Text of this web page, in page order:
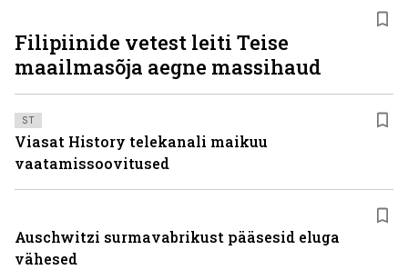
Filipiinide vetest leiti Teise
maailmasõja aegne massihaud
ST
Viasat History telekanali maikuu
vaatamissoovitused
Auschwitzi surmavabrikust pääsesid eluga
vähesed